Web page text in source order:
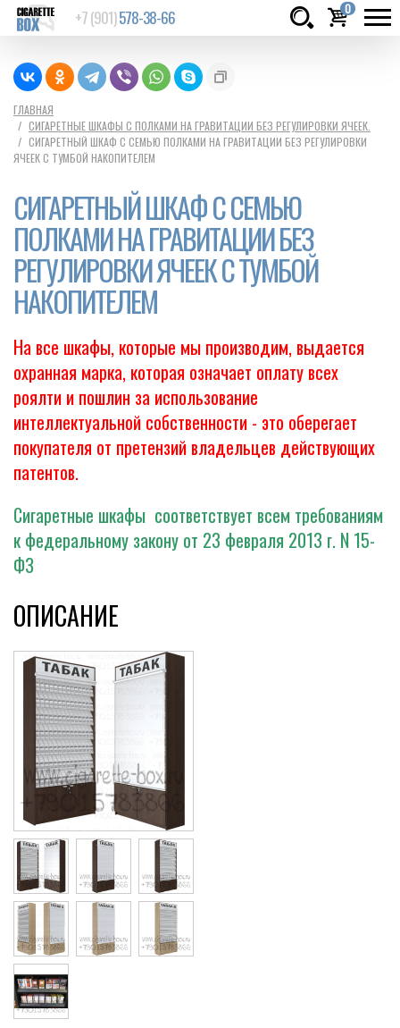
Cigarette
+7 (901)578-38-66 0
руб.
ГЛАВНАЯ
СИГАРЕТНЫЕ ШКАФЫ С ПОЛКАМИ НА ГРАВИТАЦИИ БЕЗ РЕГУЛИРОВКИ ЯЧЕЕК.
СИГАРЕТНЫЙ ШКАФ С СЕМЬЮ ПОЛКАМИ НА ГРАВИТАЦИИ БЕЗ РЕГУЛИРОВКИ
ЯЧЕЕК С ТУМБОЙ НАКОПИТЕЛЕМ
СИГАРЕТНЫЙ ШКАФ С СЕМЬЮ
ПОЛКАМИ НА ГРАВИТАЦИИ БЕЗ
РЕГУЛИРОВКИ ЯЧЕЕК С ТУМБОЙ
НАКОПИТЕЛЕМ
На все шкафы, которые мы производим, выдается
охранная марка, которая означает оплату всех
роялти и пошлин за использование
интеллектуальной собственности - это оберегает
покупателя от претензий владельцев действующих
патентов.
Сигаретные шкафы соответствует всем требованиям
к федеральному закону от 23 февраля 2013 г. N 15-
ФЗ
ОПИСАНИЕ